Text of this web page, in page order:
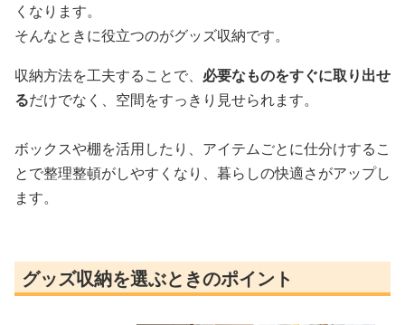
くなります。
そんなときに役立つのがグッズ収納です。
収納方法を工夫することで、 必要なものをすぐに取り出せ
るだけでなく、空間をすっきり見せられます。
ボックスや棚を活用したり、アイテムごとに仕分けするこ
とで整理整頓がしやすくなり、暮らしの快適さがアップし
ます。
グッズ収納を選ぶときのポイント